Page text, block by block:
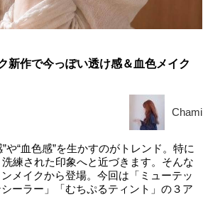
新作で今っぽい透け感＆血色メイク
Chami
や“血色感”を生かすのがトレンド。特に
練された印象へと近づきます。そんな
メイクから登場。今回は「ミューテッ
ーラー」「むちぷるティント」の３ア